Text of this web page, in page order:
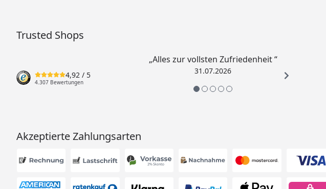
Trusted Shops
4,92 / 5
4.307 Bewertungen
„Alles zur vollsten Zufriedenheit “
31.07.2026
Akzeptierte Zahlungsarten